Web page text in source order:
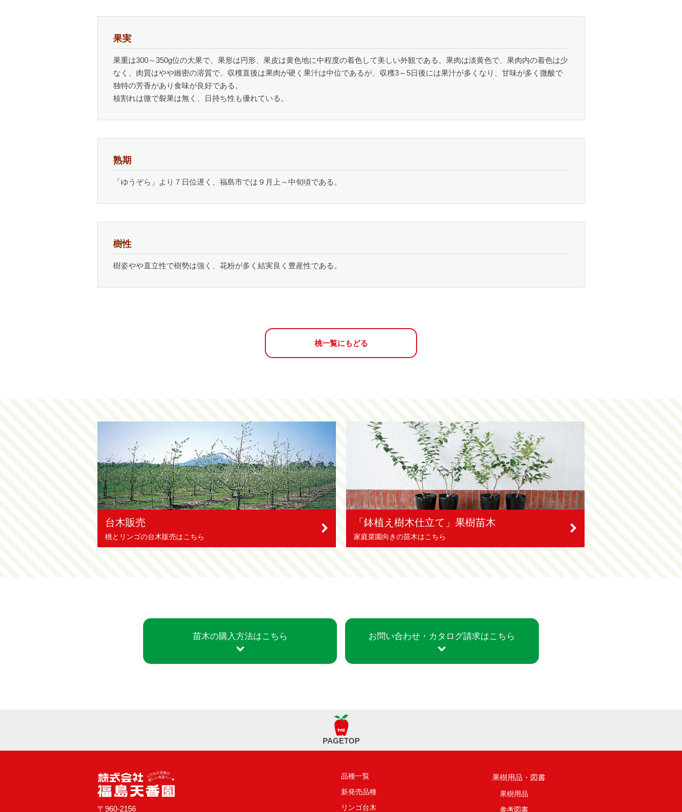
果実
果重は300～350g位の大果で、果形は円形、果皮は黄色地に中程度の着色して美しい外観である。果肉は淡黄色で、果肉内の着色は少
なく、肉質はやや緻密の溶質で、収穫直後は果肉が硬く果汁は中位であるが、収穫3～5日後には果汁が多くなり、甘味が多く微酸で
独特の芳香があり食味が良好である。
核割れは微で裂果は無く、日持ち性も優れている。
熟期
「ゆうぞら」より７日位遅く、福島市では９月上～中旬頃である。
樹性
樹姿やや直立性で樹勢は強く、花粉が多く結実良く豊産性である。
桃一覧にもどる
台木販売
桃とリンゴの台木販売はこちら
「鉢植え樹木仕立て」果樹苗木
家庭菜園向きの苗木はこちら
苗木の購入方法はこちら お問い合わせ・ カタログ請求はこちら
PAGETOP
〒960-2156
品種一覧
新発売品種
リンゴ台木
果樹用品・図書
果樹用品
参考図書